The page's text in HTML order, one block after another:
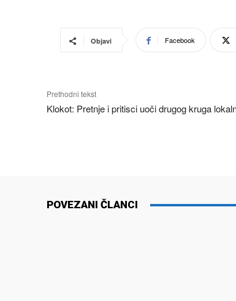
Objavi Facebook
Prethodni tekst
Klokot: Pretnje i pritisci uoči drugog kruga
POVEZANI ČLANCI